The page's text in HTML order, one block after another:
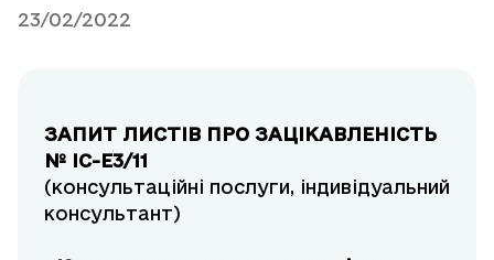
23/02/2022
ЗАПИТ ЛИСТІВ ПРО ЗАЦІКАВЛЕНІСТЬ
№ ІС-E3/11
(консультаційні послуги, індивідуальний
консультант)